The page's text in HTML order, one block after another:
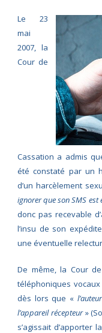
Le 23
mai
2007, la
Cour de
Cassation a admis
été constaté par un
d’un harcèlement
ignorer que son SMS
donc pas recevable
l’insu de son
une éventuelle
De même, la Cour
téléphoniques
dès lors que «
l’appareil récepteur»
s’agissait d’apporter